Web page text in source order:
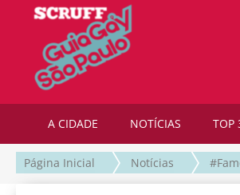
A CIDADE NOTÍCIAS TOP
Página Inicial Notícias